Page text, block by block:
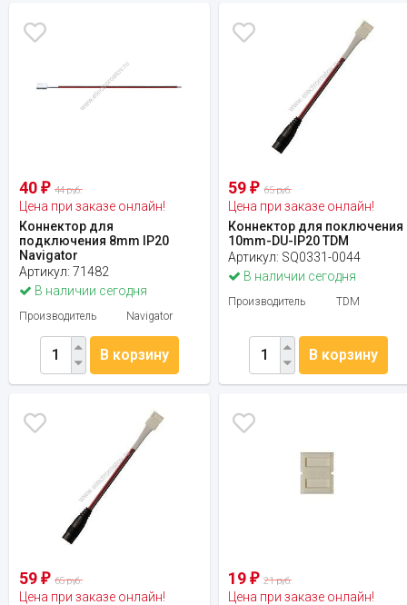
40 ₽ 44 руб.
Цена при заказе онлайн!
Коннектор для
подключения 8mm IP20
Navigator
Артикул: 71482
В наличии сегодня
Производитель Navigator
В корзину
59₽ 65 руб.
Цена при заказе онлайн!
Коннектор для поключения
10mm-DU-IP20 TDM
Артикул: SQ0331-0044
В наличии сегодня
Производитель TDM
В корзину
59 ₽ 65 руб.
Цена при заказе онлайн!
19₽ 21 руб.
Цена при заказе онлайн!